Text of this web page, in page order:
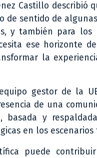
Castillo
de sentido de
y también para los
ese horizonte
la
gestor de la
de una
basada y
en los
puede